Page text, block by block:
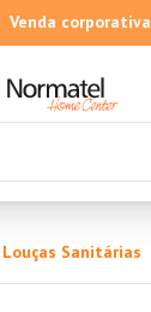
Venda corporativa
Louças Sanitárias